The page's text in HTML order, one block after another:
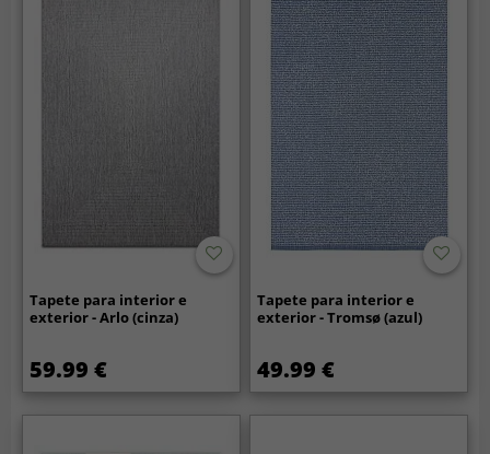
Tapete para interior e
exterior - Arlo (cinza)
59.99 €
Tapete para interior e
exterior - Tromsø (azul)
49.99 €